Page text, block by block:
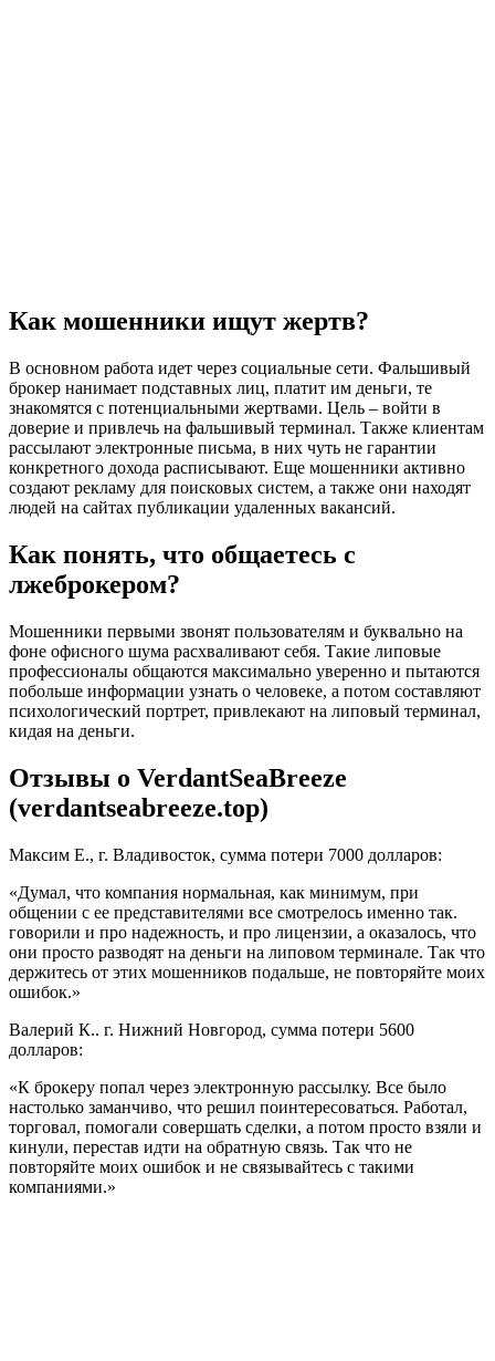
Как мошенники ищут жертв?
В основном работа идет через социальные сети. Фальшивый
брокер нанимает подставных лиц, платит им деньги, те
знакомятся с потенциальными жертвами. Цель – войти в
доверие и привлечь на фальшивый терминал. Также клиентам
рассылают электронные письма, в них чуть не гарантии
конкретного дохода расписывают. Еще мошенники активно
создают рекламу для поисковых систем, а также они находят
людей на сайтах публикации удаленных вакансий.
Как понять, что общаетесь с
лжеброкером?
Мошенники первыми звонят пользователям и буквально на
фоне офисного шума расхваливают себя. Такие липовые
профессионалы общаются максимально уверенно и пытаются
побольше информации узнать о человеке, а потом составляют
психологический портрет, привлекают на липовый терминал,
кидая на деньги.
Отзывы о VerdantSeaBreeze
(verdantseabreeze.top)
Максим Е., г. Владивосток, сумма потери 7000 долларов:
«Думал, что компания нормальная, как минимум, при
общении с ее представителями все смотрелось именно так.
говорили и про надежность, и про лицензии, а оказалось, что
они просто разводят на деньги на липовом терминале. Так что
держитесь от этих мошенников подальше, не повторяйте моих
ошибок.»
Валерий К.. г. Нижний Новгород, сумма потери 5600
долларов:
«К брокеру попал через электронную рассылку. Все было
настолько заманчиво, что решил поинтересоваться. Работал,
торговал, помогали совершать сделки, а потом просто взяли и
кинули, перестав идти на обратную связь. Так что не
повторяйте моих ошибок и не связывайтесь с такими
компаниями.»